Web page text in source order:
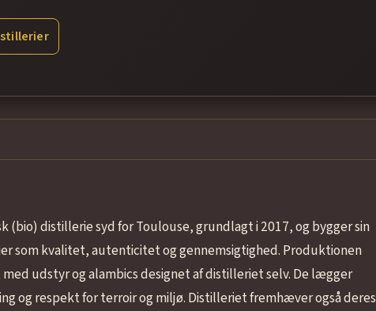
(bio) distillerie syd for Toulouse, grundlagt i 2017, og bygger sin
som kvalitet, autenticitet og gennemsigtighed. Produktionen
udstyr og alambics designet af distilleriet selv. De lægger
og respekt for terroir og miljø. Distilleriet fremhæver også deres